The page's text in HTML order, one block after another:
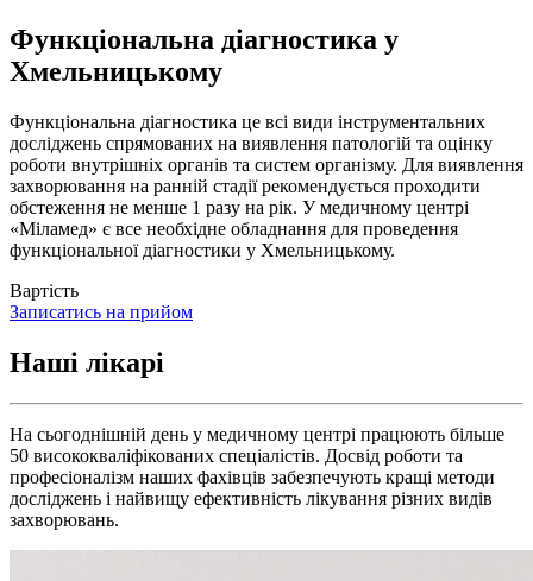
Функціональна діагностика у
Хмельницькому
Функціональна діагностика це всі види інструментальних
досліджень спрямованих на виявлення патологій та оцінку
роботи внутрішніх органів та систем організму. Для виявлення
захворювання на ранній стадії рекомендується проходити
обстеження не менше 1 разу на рік. У медичному центрі
«Міламед» є все необхідне обладнання для проведення
функціональної діагностики у Хмельницькому.
Вартість
Записатись на прийом
Наші лікарі
На сьогоднішній день у медичному центрі працюють більше
50 висококваліфікованих спеціалістів. Досвід роботи та
професіоналізм наших фахівців забезпечують кращі методи
досліджень і найвищу ефективність лікування різних видів
захворювань.